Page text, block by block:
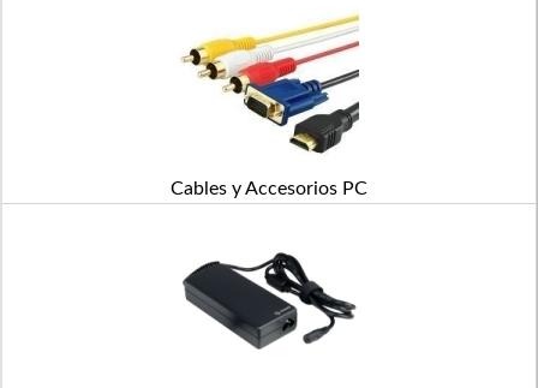
Cables y Accesorios PC